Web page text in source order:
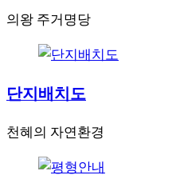
의왕 주거명당
단지배치도
천혜의 자연환경